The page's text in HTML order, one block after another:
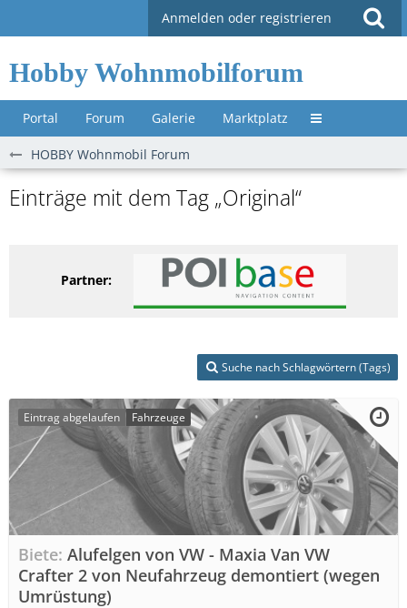
Anmelden oder registrieren
Hobby Wohnmobilforum
Portal Forum Galerie Marktplatz Untermenü »
HOBBY Wohnmobil Forum
Einträge mit dem Tag „Original“
Partner:
Suche nach Schlagwörtern (Tags)
Eintrag abgelaufen Fahrzeuge
Biete Alufelgen von VW - Maxia Van VW
Crafter 2 von Neufahrzeug demontiert (wegen
Umrüstung)